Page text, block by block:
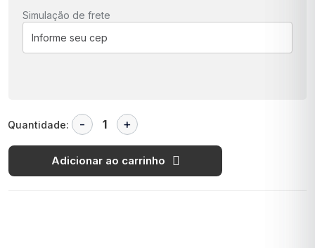
Simulação de frete
Quantidade:
Adicionar ao carrinho